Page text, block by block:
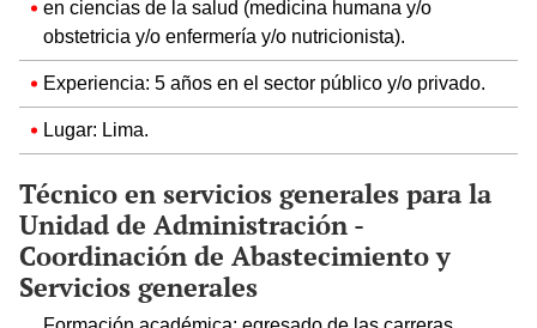
en ciencias de la salud (medicina humana y/o
obstetricia y/o enfermería y/o nutricionista).
Experiencia: 5 años en el sector público y/o privado.
Lugar: Lima.
Técnico en servicios generales para la
Unidad de Administración -
Coordinación de Abastecimiento y
Servicios generales